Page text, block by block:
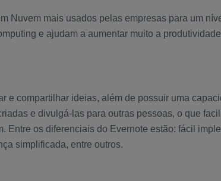
Nuvem mais usados pelas empresas para um
e ajudam a aumentar muito a
e compartilhar ideias, além de possuir uma
e divulgá-las para outras pessoas, o que
Entre os diferenciais do Evernote estão: fácil
simplificada, entre outros.